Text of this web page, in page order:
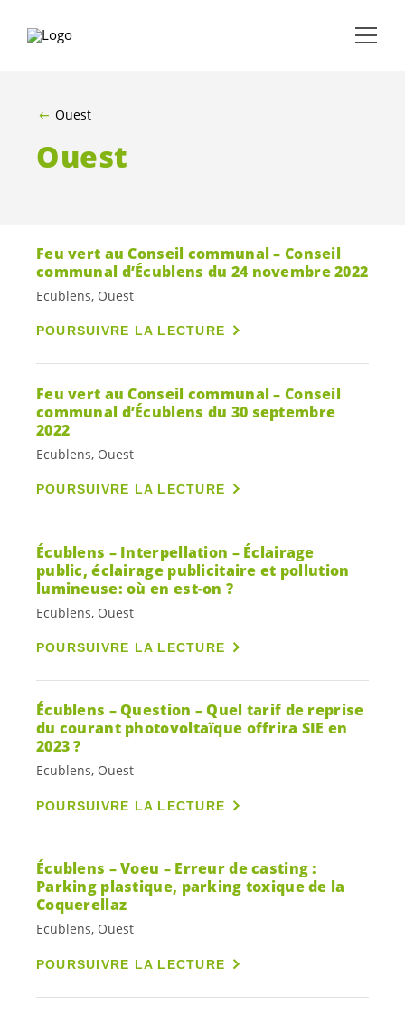
Ouest
Ouest
Feu vert au Conseil communal – Conseil
communal d’Écublens du 24 novembre 2022
Ecublens, Ouest
POURSUIVRE LA LECTURE
Feu vert au Conseil communal – Conseil
communal d’Écublens du 30 septembre
2022
Ecublens, Ouest
POURSUIVRE LA LECTURE
Écublens – Interpellation – Éclairage
public, éclairage publicitaire et pollution
lumineuse: où en est-on ?
Ecublens, Ouest
POURSUIVRE LA LECTURE
Écublens – Question – Quel tarif de reprise
du courant photovoltaïque offrira SIE en
2023 ?
Ecublens, Ouest
POURSUIVRE LA LECTURE
Écublens – Voeu – Erreur de casting :
Parking plastique, parking toxique de la
Coquerellaz
Ecublens, Ouest
POURSUIVRE LA LECTURE